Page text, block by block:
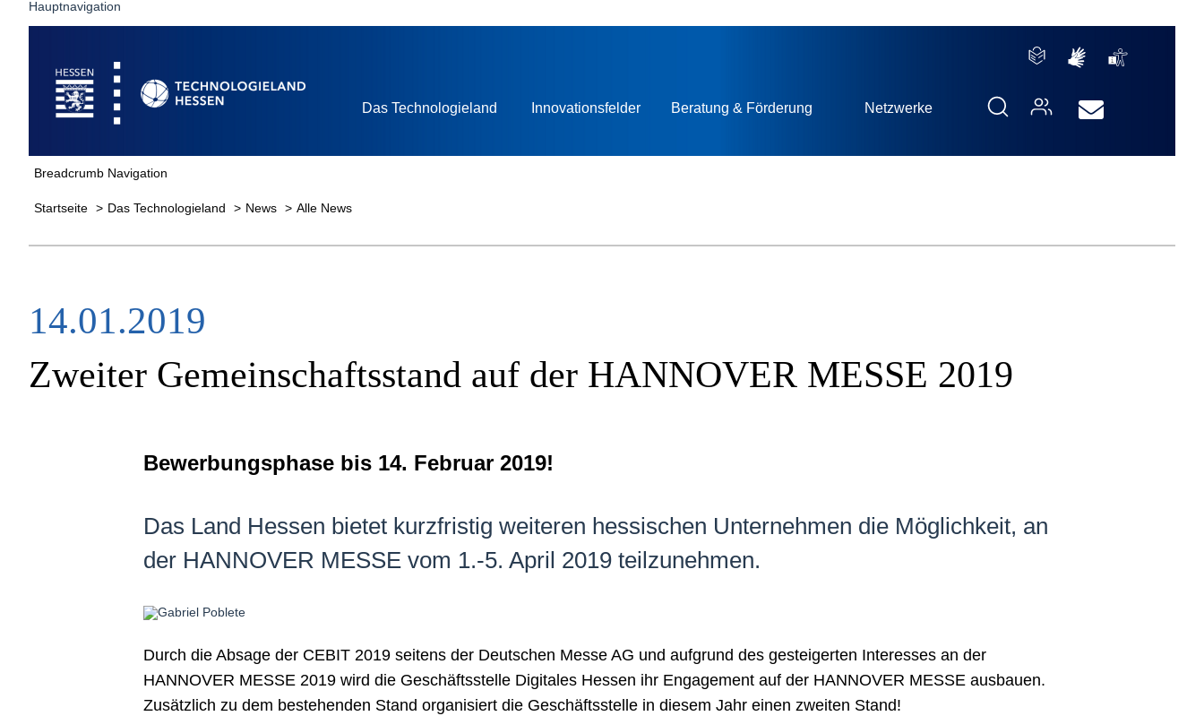
Hauptnavigation
Startseite
Das Technologieland Innovationsfelder Beratung & Förderung Netzwerke
Breadcrumb Navigation
Startseite Das Technologieland News Alle News
14.01.2019
Zweiter Gemeinschaftsstand auf der HANNOVER MESSE 2019
Bewerbungsphase bis 14. Februar 2019!
Das Land Hessen bietet kurzfristig weiteren hessischen Unternehmen die Möglichkeit, an
der HANNOVER MESSE vom 1.-5. April 2019 teilzunehmen.
Durch die Absage der CEBIT 2019 seitens der Deutschen Messe AG und aufgrund des gesteigerten Interesses an der
HANNOVER MESSE 2019 wird die Geschäftsstelle Digitales Hessen ihr Engagement auf der HANNOVER MESSE ausbauen.
Zusätzlich zu dem bestehenden Stand organisiert die Geschäftsstelle in diesem Jahr einen zweiten Stand!